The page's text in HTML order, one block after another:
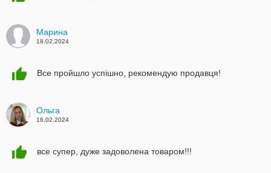
Марина
18.02.2024
Все пройшло успішно, рекомендую продавця!
Ольга
16.02.2024
все супер, дуже задоволена товаром!!!